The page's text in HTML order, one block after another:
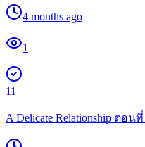
4 months ago
1
11
A Delicate Relationship ตอนที่